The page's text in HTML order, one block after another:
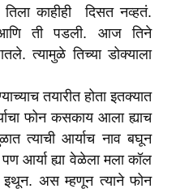
काहीही दिसत नव्हतं.
ती पडली. आज तिने
त्यामुळे तिच्या डोक्याला
तयारीत होता इतक्यात
फोन कसकाय आला ह्याच
त्याची आर्याच नाव बघून
आर्या ह्या वेळेला मला कॉल
अस म्हणून त्याने फोन